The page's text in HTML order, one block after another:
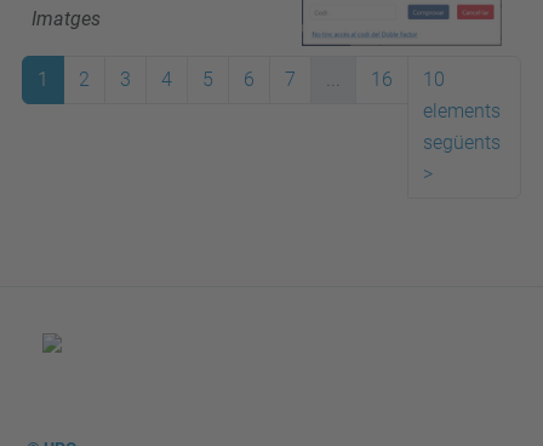
Imatges
1 2 3 4 5 6 7 ... 16
10
elements
següents
>